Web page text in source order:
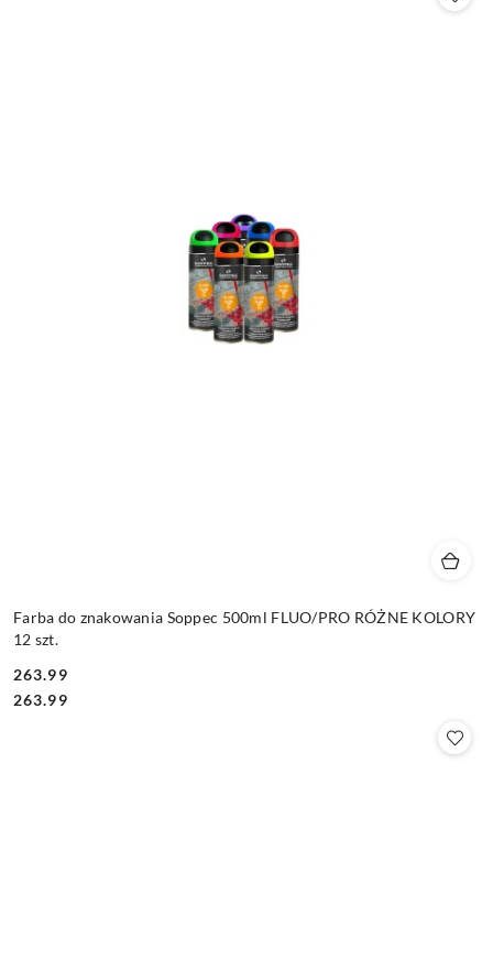
Farba do znakowania Soppec 500ml FLUO/PRO RÓŻNE KOLORY
12 szt.
Cena:
263.99
Cena:
263.99